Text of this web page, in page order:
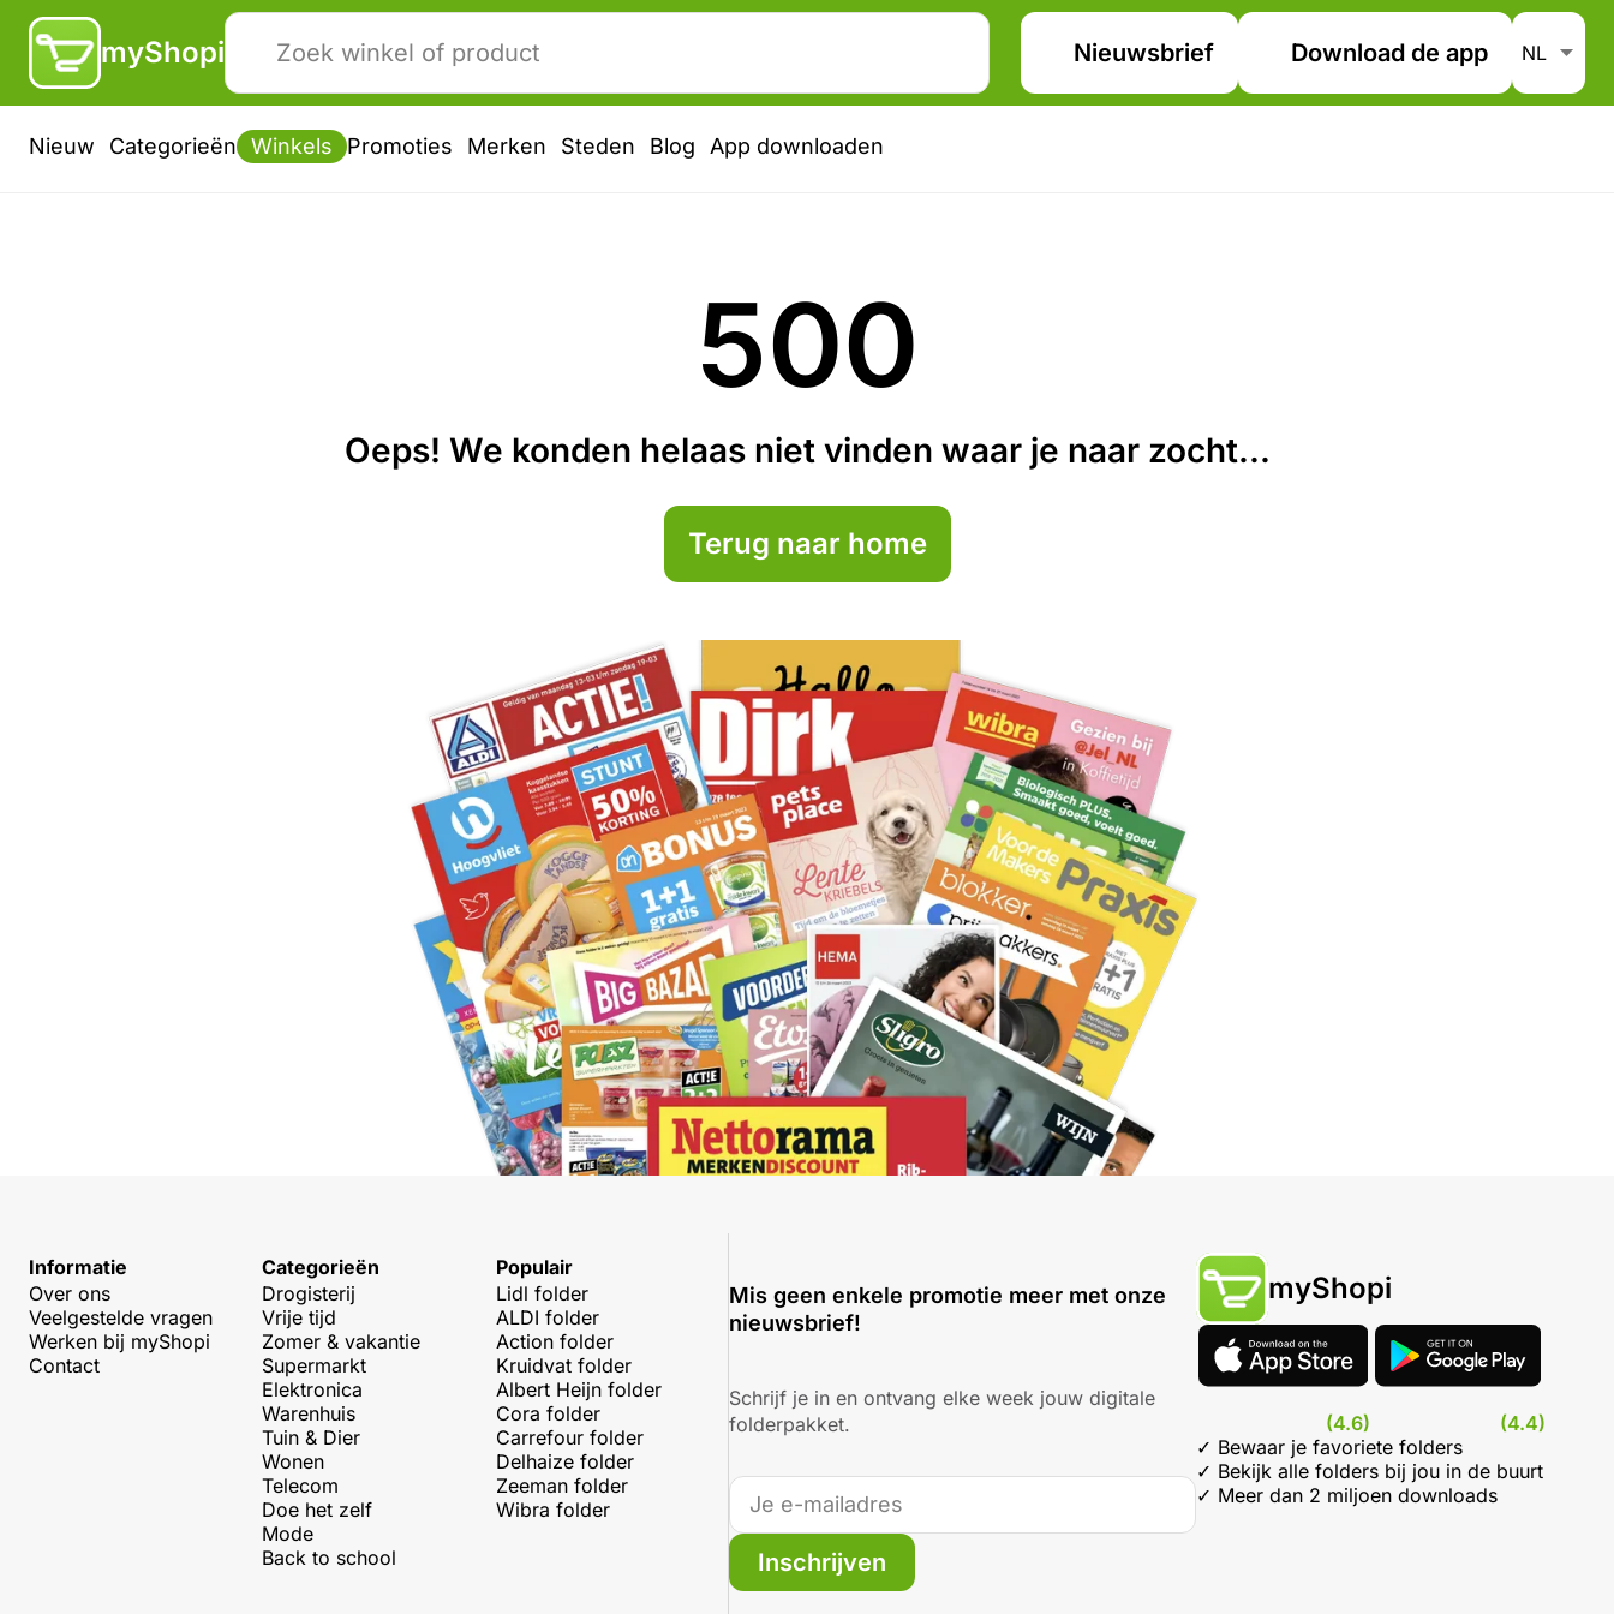
myShopi Nieuwsbrief Download de app
Nieuw Categorieën Winkels Promoties Merken Steden Blog App downloaden
500
Oeps! We konden helaas niet vinden waar je naar zocht...
Terug naar home
Informatie
Over ons
Veelgestelde vragen
Werken bij myShopi
Contact
Categorieën
Drogisterij
Vrije tijd
Zomer & vakantie
Supermarkt
Elektronica
Warenhuis
Tuin & Dier
Wonen
Telecom
Doe het zelf
Mode
Back to school
Populair
Lidl folder
ALDI folder
Action folder
Kruidvat folder
Albert Heijn folder
Cora folder
Carrefour folder
Delhaize folder
Zeeman folder
Wibra folder
Mis geen enkele promotie meer met onze
nieuwsbrief!
Schrijf je in en ontvang elke week jouw digitale
folderpakket.
Inschrijven
myShopi
(4.6)
(4.4)
✓ Bewaar je favoriete folders
✓ Bekijk alle folders bij jou in de buurt
✓ Meer dan 2 miljoen downloads